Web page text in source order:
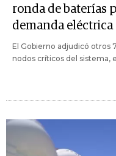
ronda de baterías
demanda eléctrica
El Gobierno adjudicó otros
nodos críticos del sistema,